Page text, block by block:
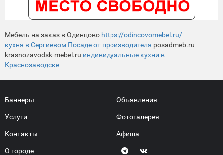
Мебель на заказ в Одинцово https://odincovomebel.ru/
кухня в Сергиевом Посаде от производителя posadmeb.ru
krasnozavodsk-mebel.ru индивидуальные кухни в
Краснозаводске
Баннеры
Услуги
Контакты
О городе
Объявления
Фотогалерея
Афиша